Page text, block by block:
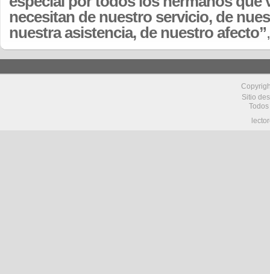
necesitan de nuestro servicio, de
nuestra asistencia, de nuestro afecto”
Sitio